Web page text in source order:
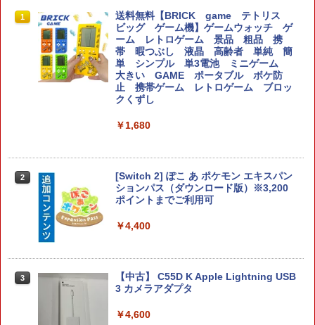
1
【8/05.8/10限定！お買い物マラソン×5の
つく日｜ポイント最大49.5倍】【新品】
あつまれ どうぶつの森 Nintendo Switc
h 2 Edition/Switch2【日曜日以外即日発
送】※レターパック全国送料無料
￥6,156
h 2 Edition/Switch2【日曜日以外即日発
送】※レターパック全国送料無料
-AAABA
1
鬼エイム 橙鬼 ハイグレードモデル FPS
エイム向上 リング シリコン製 国産 ステ
ィック スポンジ PS5 PS4 SWITCH コン
トローラー 硬さ3種類 計6個入り
￥2,280
JDM：ジャパニーズドリフトマスター
スーパーボンバーマン コレクション PS5
【特典】METAL GEAR SOLID : MASTE
1
送料無料【BRICK game テトリス
ビッグ ゲーム機】ゲームウォッチ ゲ
ーム レトロゲーム 景品 粗品 携
帯 暇つぶし 液晶 高齢者 単純 簡
単 シンプル 単3電池 ミニゲーム
大きい GAME ポータブル ボケ防
止 携帯ゲーム レトロゲーム ブロッ
クくずし
￥1,680
2
[Switch 2] ぽこ あ ポケモン エキスパン
ションパス（ダウンロード版）※3,200
ポイントまでご利用可
￥4,400
3
【中古】 C55D K Apple Lightning USB
3 カメラアダプタ
￥4,600